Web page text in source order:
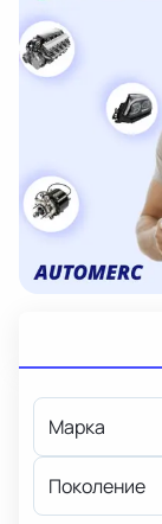
Марка
Поколение